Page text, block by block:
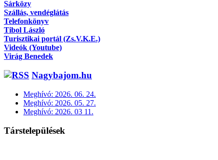
Sárközy
Szállás, vendéglátás
Telefonkönyv
Tibol László
Turisztikai portál (Zs.V.K.E.)
Videók (Youtube)
Virág Benedek
Nagybajom.hu
Meghívó: 2026. 06. 24.
Meghívó: 2026. 05. 27.
Meghívó: 2026. 03 11.
Társtelepülések